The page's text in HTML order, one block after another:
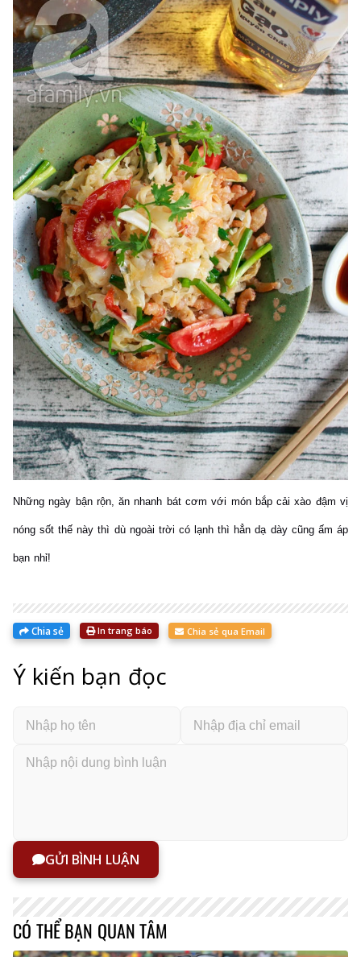
Những ngày bận rộn, ăn nhanh bát cơm với món bắp cải xào đậm vị
nóng sốt thế này thì dù ngoài trời có lạnh thì hẳn dạ dày cũng ấm áp
bạn nhỉ!
Chia sẻ In trang báo Chia sẻ qua Email
Ý kiến bạn đọc
GỬI BÌNH LUẬN
CÓ THỂ BẠN QUAN TÂM